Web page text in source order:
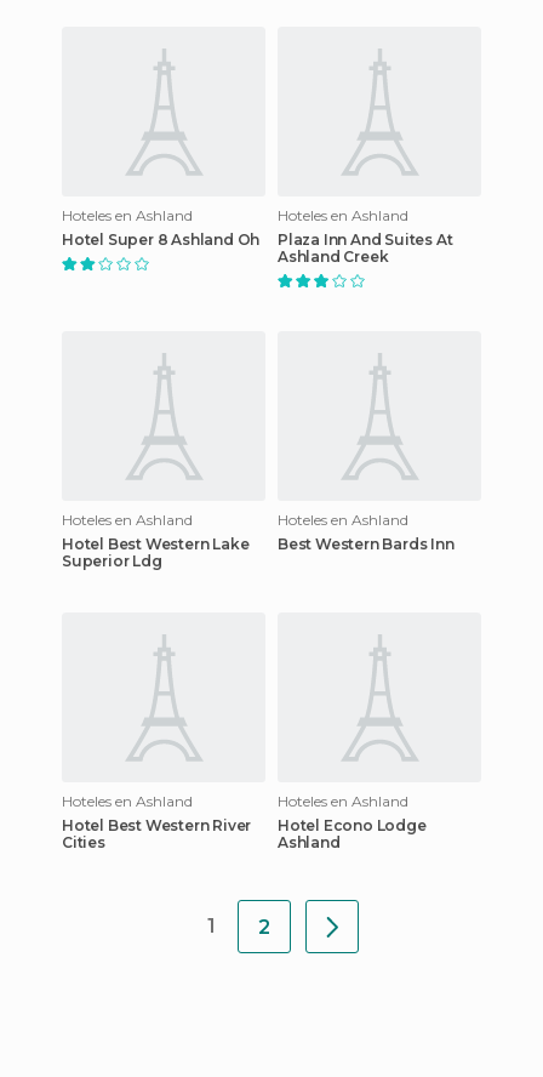
Hoteles en Ashland
Hotel Super 8 Ashland Oh
Hoteles en Ashland
Plaza Inn And Suites At
Ashland Creek
Hoteles en Ashland
Hotel Best Western Lake
Superior Ldg
Hoteles en Ashland
Best Western Bards Inn
Hoteles en Ashland
Hotel Best Western River
Cities
Hoteles en Ashland
Hotel Econo Lodge
Ashland
1 2